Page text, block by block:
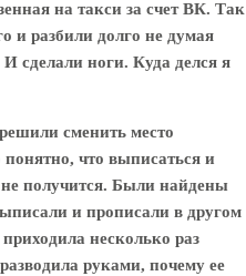
на такси за счет ВК. Так
и разбили долго не думая
сделали ноги. Куда делся я
сменить место
что выписаться и
не получится. Были найдены
и прописали в другом
несколько раз
руками, почему ее